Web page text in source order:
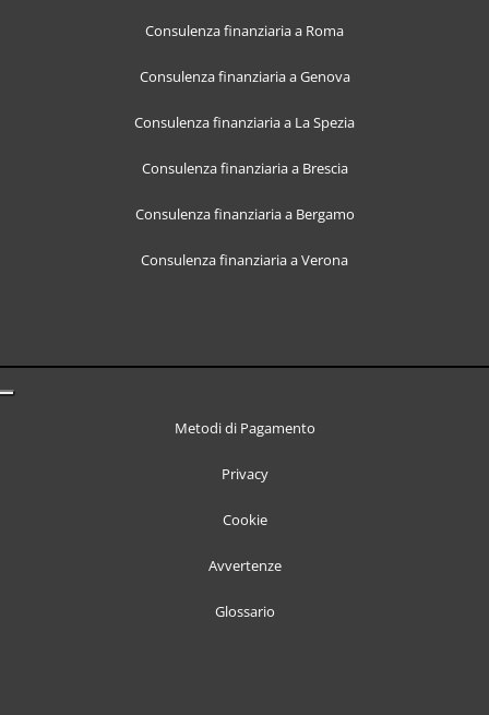
Consulenza finanziaria a Roma
Consulenza finanziaria a Genova
Consulenza finanziaria a La Spezia
Consulenza finanziaria a Brescia
Consulenza finanziaria a Bergamo
Consulenza finanziaria a Verona
Metodi di Pagamento
Privacy
Cookie
Avvertenze
Glossario